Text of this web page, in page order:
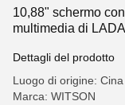
10,88" schermo
multimedia di
Dettagli del prodotto
Luogo di origine: Cina
Marca: WITSON